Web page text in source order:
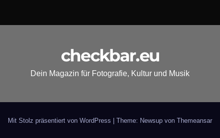
checkbar.eu
Dein Magazin für Fotografie, Kultur und Musik
Mit Stolz präsentiert von WordPress | Theme: Newsup von Themeansar